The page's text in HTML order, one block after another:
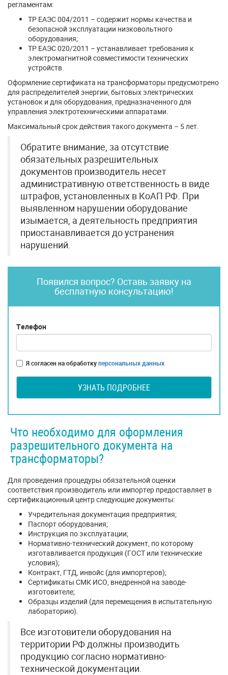
регламентам:
ТР ЕАЭС 004/2011 – содержит нормы качества и
безопасной эксплуатации низковольтного
оборудования;
ТР ЕАЭС 020/2011 – устанавливает требования к
электромагнитной совместимости технических
устройств.
Оформление сертификата на трансформаторы предусмотрено
для распределителей энергии, бытовых электрических
установок и для оборудования, предназначенного для
управления электротехническими аппаратами.
Максимальный срок действия такого документа – 5 лет.
Обратите внимание, за отсутствие
обязательных разрешительных
документов производитель несет
административную ответственность в виде
штрафов, установленных в КоАП РФ. При
выявленном нарушении оборудование
изымается, а деятельность предприятия
приостанавливается до устранения
нарушений.
Появился вопрос? Оставь заявку на
бесплатную консультацию!
Телефон
Я согласен на обработкуперсональных данных
УЗНАТЬ ПОДРОБНЕЕ
Что необходимо для оформления
разрешительного документа на
трансформаторы?
Для проведения процедуры обязательной оценки
соответствия производитель или импортер предоставляет в
сертификационный центр следующие документы:
Учредительная документация предприятия;
Паспорт оборудования;
Инструкция по эксплуатации;
Нормативно-технический документ, по которому
изготавливается продукция (ГОСТ или технические
условия);
Контракт, ГТД, инвойс (для импортеров);
Сертификаты СМК ИСО, внедренной на заводе-
изготовителе;
Образцы изделий (для перемещения в испытательную
лабораторию).
Все изготовители оборудования на
территории РФ должны производить
продукцию согласно нормативно-
технической документации.